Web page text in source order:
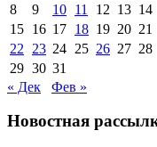
8
9 10 11 12 13 14
15 16 17 18 19 20 21
22
23 24 25 26 27 28
29 30 31
« Дек
Фев »
Новостная